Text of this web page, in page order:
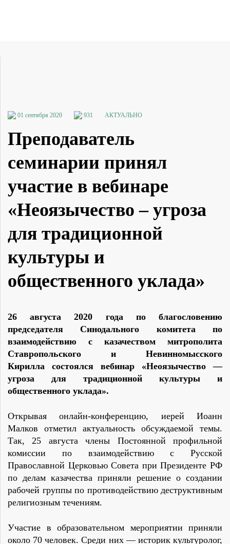
01 сентября 2020 931 АКТУАЛЬНО
Преподаватель
семинарии принял
участие в вебинаре
«Неоязычество – угроза
для традиционной
культуры и
общественного уклада»
26 августа 2020 года по благословению
председателя Синодального комитета по
взаимодействию с казачеством митрополита
Ставропольского и Невинномысского
Кирилла состоялся вебинар «Неоязычество —
угроза для традиционной культуры и
общественного уклада».
Открывая онлайн-конференцию, иерей Иоанн
Малков отметил актуальность обсуждаемой темы.
Так, 25 августа члены Постоянной профильной
комиссии по взаимодействию с Русской
Православной Церковью Совета при Президенте РФ
по делам казачества приняли решение о создании
рабочей группы по противодействию деструктивным
религиозным течениям.
Участие в образовательном мероприятии приняли
около 70 человек. Среди них — историк культуролог,